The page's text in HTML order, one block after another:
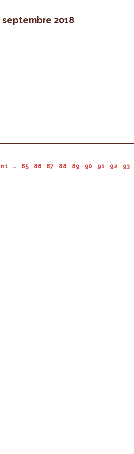
septembre 2018
… 85 86 87 88 89 90 91 92 93